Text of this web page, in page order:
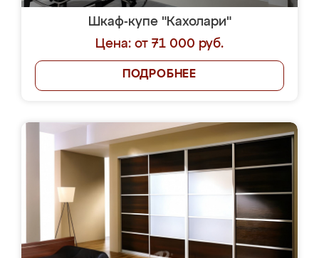
Шкаф-купе "Кахолари"
Цена: от 71 000 руб.
ПОДРОБНЕЕ